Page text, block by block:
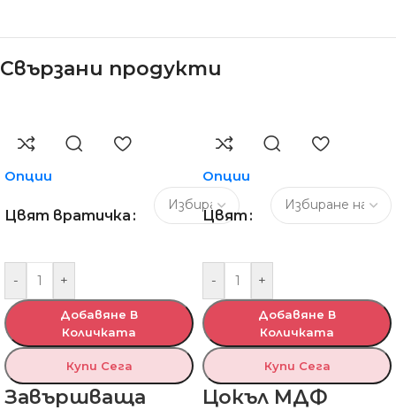
Свързани продукти
Опции
Цвят вратичка
- +
Добавяне В
Количката
Купи Сега
Завършваща
Опции
Цвят
- +
Добавяне В
Количката
Купи Сега
Цокъл МДФ